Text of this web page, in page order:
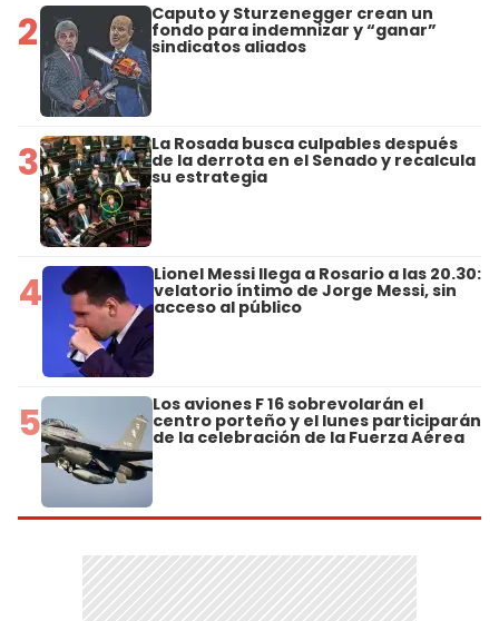
2 Caputo y Sturzenegger crean un
fondo para indemnizar y “ganar”
sindicatos aliados
3 La Rosada busca culpables después
de la derrota en el Senado y recalcula
su estrategia
4 Lionel Messi llega a Rosario a las 20.30:
velatorio íntimo de Jorge Messi, sin
acceso al público
5 Los aviones F 16 sobrevolarán el
centro porteño y el lunes participarán
de la celebración de la Fuerza Aérea